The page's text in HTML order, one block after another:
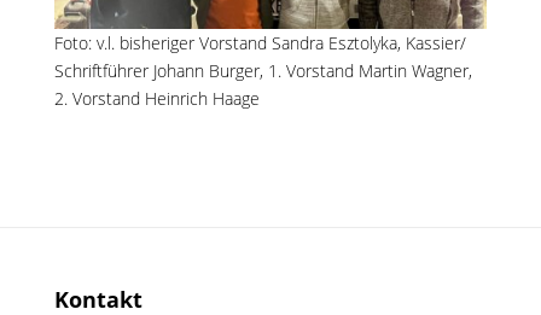
Foto: v.l. bisheriger Vorstand Sandra Esztolyka, Kassier/
Schriftführer Johann Burger, 1. Vorstand Martin Wagner,
2. Vorstand Heinrich Haage
Kontakt